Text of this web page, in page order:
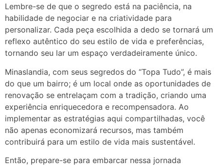
Lembre-se de que o segredo está na paciência, na
habilidade de negociar e na criatividade para
personalizar. Cada peça escolhida a dedo se tornará um
reflexo autêntico do seu estilo de vida e preferências,
tornando seu lar um espaço verdadeiramente único.
Minaslandia, com seus segredos do “Topa Tudo”, é mais
do que um bairro; é um local onde as oportunidades de
renovação se entrelaçam com a tradição, criando uma
experiência enriquecedora e recompensadora. Ao
implementar as estratégias aqui compartilhadas, você
não apenas economizará recursos, mas também
contribuirá para um estilo de vida mais sustentável.
Então, prepare-se para embarcar nessa jornada